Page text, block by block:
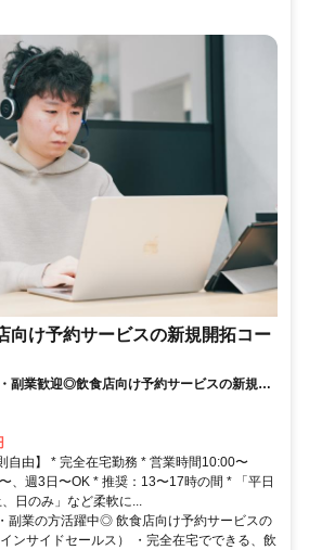
向け予約サービスの新規開拓コー
副業歓迎◎飲食店向け予約サービスの新規開
自由】 * 完全在宅勤務 * 営業時間10:00〜
、週3日〜OK * 推奨：13〜17時の間 * 「平日
日のみ」など柔軟に...
副業の方活躍中◎ 飲食店向け予約サービスの
ンサイドセールス） ・完全在宅でできる、飲